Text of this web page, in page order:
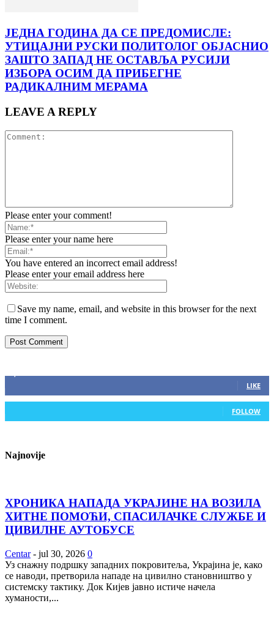
ЈЕДНА ГОДИНА ДА СЕ ПРЕДОМИСЛЕ:
УТИЦАЈНИ РУСКИ ПОЛИТОЛОГ ОБЈАСНИО
ЗАШТО ЗАПАД НЕ ОСТАВЉА РУСИЈИ
ИЗБОРА ОСИМ ДА ПРИБЕГНЕ
РАДИКАЛНИМ МЕРАМА
LEAVE A REPLY
Please enter your comment!
Please enter your name here
You have entered an incorrect email address!
Please enter your email address here
Save my name, email, and website in this browser for the next
time I comment.
LIKE
FOLLOW
Najnovije
ХРОНИКА НАПАДА УКРАЈИНЕ НА ВОЗИЛА
ХИТНЕ ПОМОЋИ, СПАСИЛАЧКЕ СЛУЖБЕ И
ЦИВИЛНЕ АУТОБУСЕ
Centar - jul 30, 2026 0
Уз снажну подршку западних покровитеља, Украјина је, како
се наводи, претворила нападе на цивилно становништво у
системску тактику. Док Кијев јавно истиче начела
хуманости,...